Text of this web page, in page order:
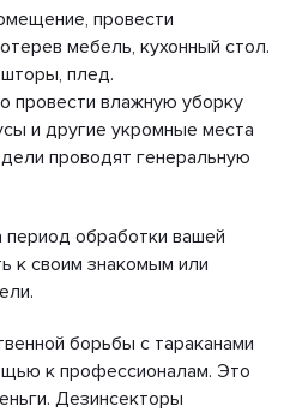
провести
мебель, кухонный стол.
плед.
провести влажную уборку
и другие укромные места
проводят генеральную
период обработки вашей
к своим знакомым или
борьбы с тараканами
к профессионалам. Это
Дезинсекторы